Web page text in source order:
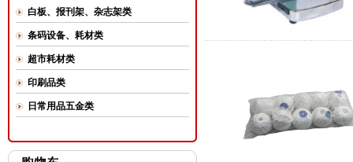
白板、报刊架、杂志架类
条码设备、耗材类
超市耗材类
印刷品类
日常用品五金类